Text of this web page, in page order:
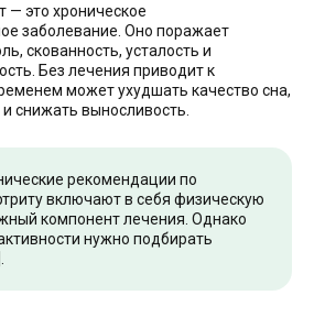
— это хроническое
заболевание. Оно поражает
скованность, усталость и
Без лечения приводит к
может ухудшать качество сна,
снижать выносливость.
рекомендации по
включают в себя физическую
компонент лечения. Однако
нужно подбирать